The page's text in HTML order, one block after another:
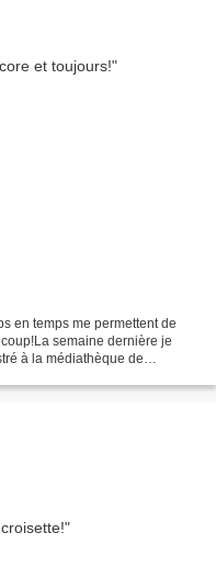
en temps me permettent de
semaine dernière je
à la médiathèque de